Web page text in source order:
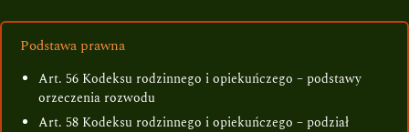
Podstawa prawna
Art. 56 Kodeksu rodzinnego i opiekuńczego – podstawy
orzeczenia rozwodu
Art. 58 Kodeksu rodzinnego i opiekuńczego – podział